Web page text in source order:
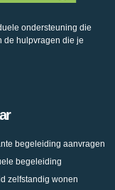
ondersteuning die
de hulpvragen die je
begeleiding aanvragen
begeleiding
zelfstandig wonen